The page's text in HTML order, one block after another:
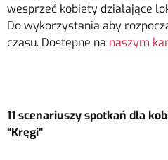
wesprzeć kobiety działające
Do wykorzystania aby
czasu. Dostępne na naszym
11 scenariuszy spotkań dla
“Kręgi”